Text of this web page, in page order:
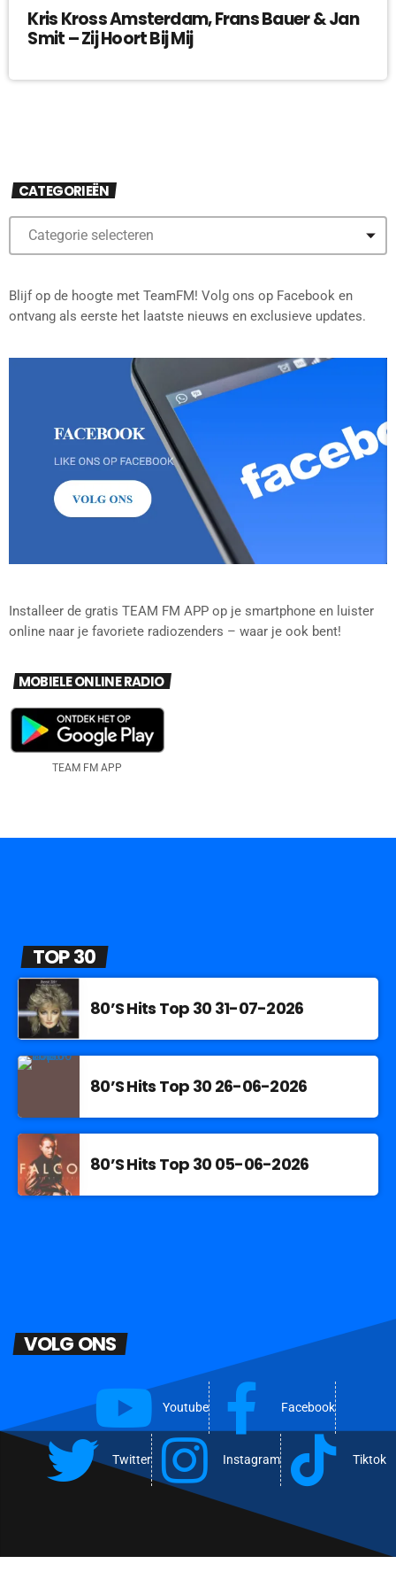
Kris Kross Amsterdam, Frans Bauer & Jan
Smit – Zij Hoort Bij Mij
CATEGORIEËN
Blijf op de hoogte met TeamFM! Volg ons op Facebook en
ontvang als eerste het laatste nieuws en exclusieve updates.
Installeer de gratis TEAM FM APP op je smartphone en luister
online naar je favoriete radiozenders – waar je ook bent!
MOBIELE ONLINE RADIO
TEAM FM APP
TOP 30
80’S Hits Top 30 31-07-2026
80’S Hits Top 30 26-06-2026
80’S Hits Top 30 05-06-2026
VOLG ONS
Youtube Facebook
Twitter Instagram Tiktok